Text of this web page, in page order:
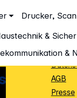
Drucker,
&
&
AGB
Presse